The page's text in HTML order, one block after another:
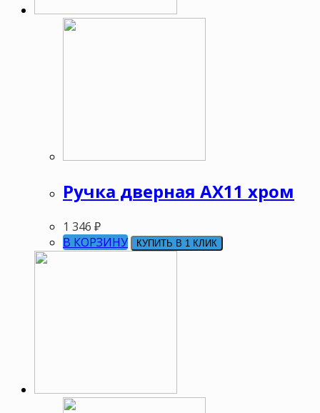
Ручка дверная АХ11 хром
1 346 ₽
В КОРЗИНУ
КУПИТЬ В 1 КЛИК